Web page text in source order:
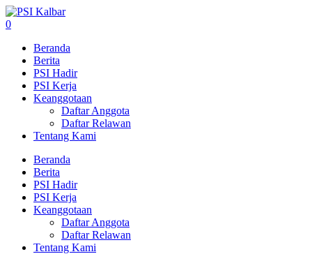
0
Beranda
Berita
PSI Hadir
PSI Kerja
Keanggotaan
Daftar Anggota
Daftar Relawan
Tentang Kami
Beranda
Berita
PSI Hadir
PSI Kerja
Keanggotaan
Daftar Anggota
Daftar Relawan
Tentang Kami